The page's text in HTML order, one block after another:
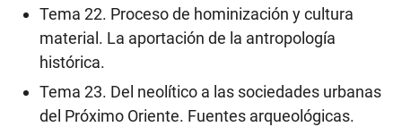
Tema 22. Proceso de hominización y cultura
material. La aportación de la antropología
histórica.
Tema 23. Del neolítico a las sociedades urbanas
del Próximo Oriente. Fuentes arqueológicas.